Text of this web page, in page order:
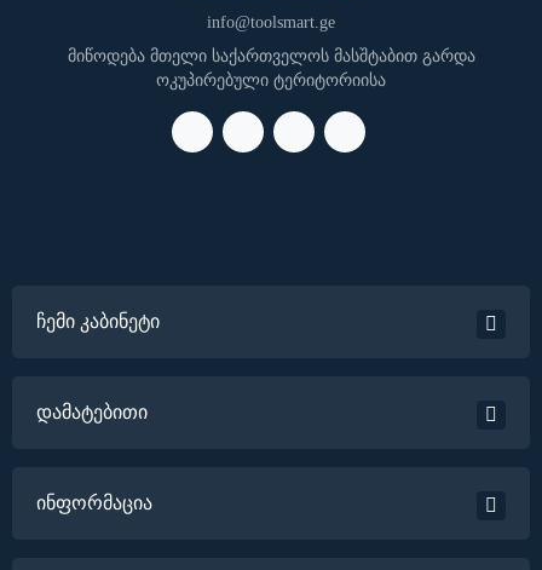
info@toolsmart.ge
მიწოდება მთელი საქართველოს მასშტაბით გარდა
ოკუპირებული ტერიტორიისა
ჩემი კაბინეტი
დამატებითი
ინფორმაცია